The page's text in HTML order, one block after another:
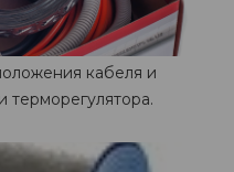
кабеля и
терморегулятора.